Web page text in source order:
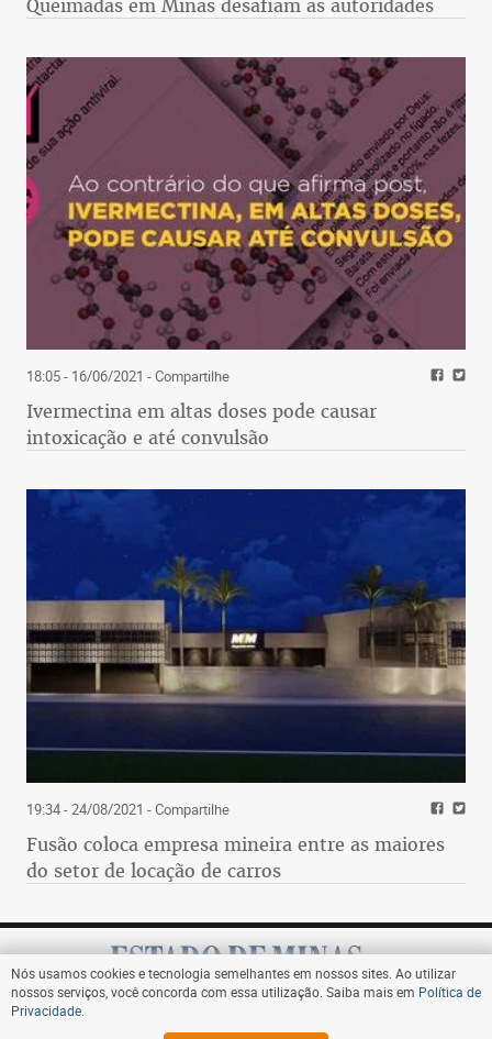
Queimadas em Minas desafiam as autoridades
18:05 - 16/06/2021 - Compartilhe
Ivermectina em altas doses pode causar
intoxicação e até convulsão
19:34 - 24/08/2021 - Compartilhe
Fusão coloca empresa mineira entre as maiores
do setor de locação de carros
Assine
Nós usamos cookies e tecnologia semelhantes em nossos sites. Ao utilizar
nossos serviços, você concorda com essa utilização. Saiba mais em Política de
Privacidade